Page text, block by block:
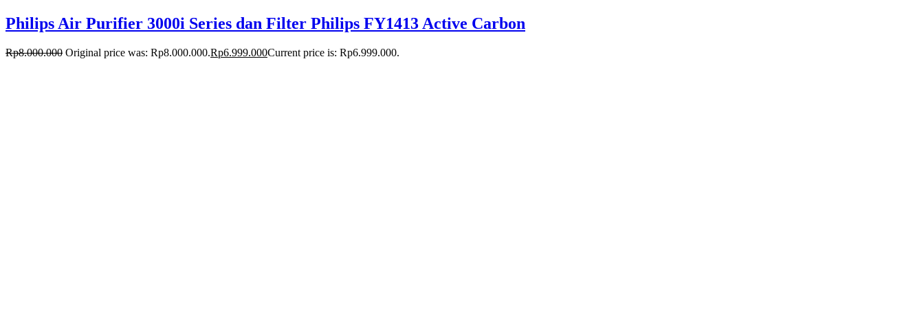
Philips Air Purifier 3000i Series dan Filter Philips FY1413 Active Carbon
Rp8.000.000 Original price was: Rp8.000.000.Rp6.999.000Current price is: Rp6.999.000.